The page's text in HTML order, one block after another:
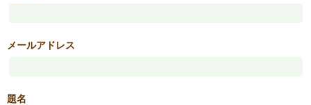
メールアドレス
題名